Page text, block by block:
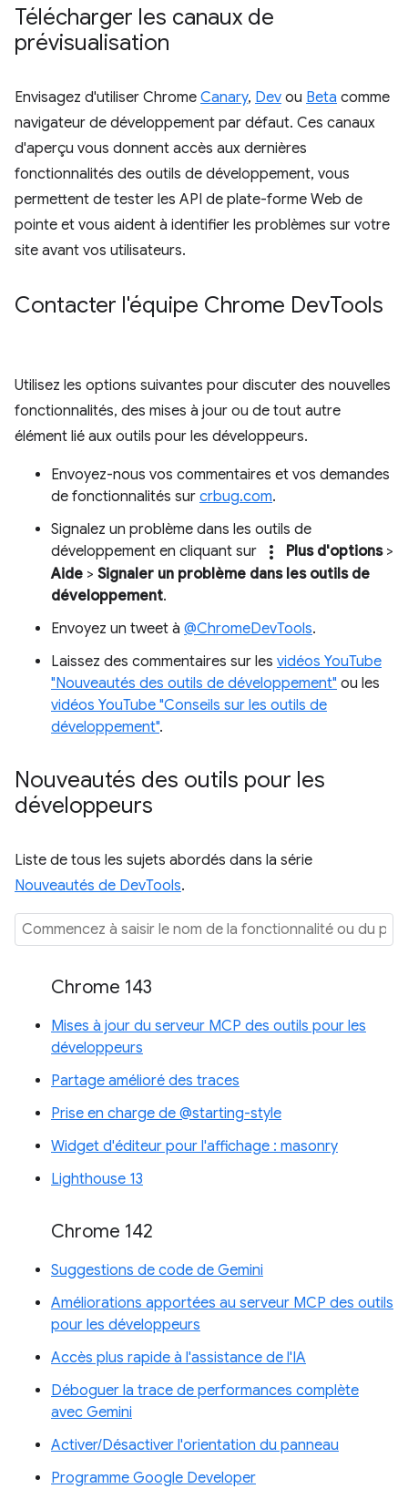
Télécharger les canaux de
prévisualisation
Envisagez d'utiliser Chrome Canary, Dev ou Beta comme
navigateur de développement par défaut. Ces canaux
d'aperçu vous donnent accès aux dernières
fonctionnalités des outils de développement, vous
permettent de tester les API de plate-forme Web de
pointe et vous aident à identifier les problèmes sur votre
site avant vos utilisateurs.
Contacter l'équipe Chrome DevTools
Utilisez les options suivantes pour discuter des nouvelles
fonctionnalités, des mises à jour ou de tout autre
élément lié aux outils pour les développeurs.
Envoyez-nous vos commentaires et vos demandes
de fonctionnalités sur crbug.com.
Signalez un problème dans les outils de
développement en cliquant sur
more_vert Plus d'options>
Aide > Signaler un problème dans les outils de
développement.
Envoyez un tweet à @ChromeDevTools.
Laissez des commentaires sur les vidéos YouTube
"Nouveautés des outils de développement" ou les
vidéos YouTube "Conseils sur les outils de
développement".
Nouveautés des outils pour les
développeurs
Liste de tous les sujets abordés dans la série
Nouveautés de DevTools.
Chrome 143
Mises à jour du serveur MCP des outils pour les
développeurs
Partage amélioré des traces
Prise en charge de @starting-style
Widget d'éditeur pour l'affichage : masonry
Lighthouse 13
Chrome 142
Suggestions de code de Gemini
Améliorations apportées au serveur MCP des outils
pour les développeurs
Accès plus rapide à l'assistance de l'IA
Déboguer la trace de performances complète
avec Gemini
Activer/Désactiver l'orientation du panneau
Programme Google Developer